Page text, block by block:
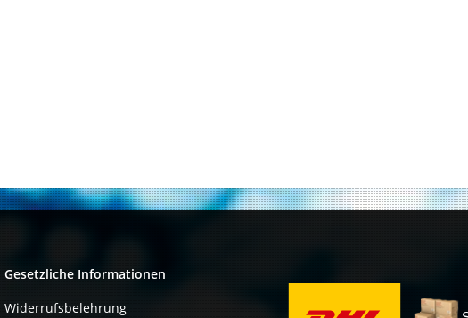
Gesetzliche Informationen
Widerrufsbelehrung